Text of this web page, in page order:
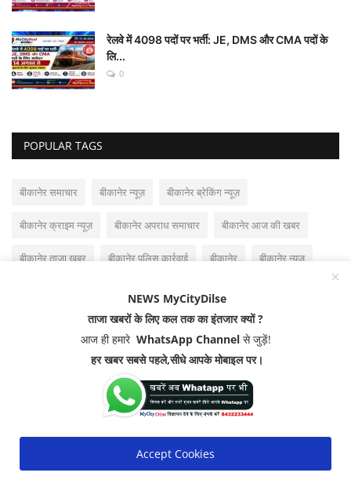
रेलवे में 4098 पदों पर भर्ती: JE, DMS और CMA पदों के
लि...
0
POPULAR TAGS
बीकानेर समाचार बीकानेर न्यूज़ बीकानेर ब्रेकिंग न्यूज़
बीकानेर क्राइम न्यूज़ बीकानेर अपराध समाचार बीकानेर आज की खबर
बीकानेर ताजा खबर बीकानेर पुलिस कार्रवाई बीकानेर बीकानेर न्यूज
MYCITYDILSE news
बीकानेर क्राइम न्यूज राजस्थान न्यूज
NEWS MyCityDilse
ताजा खबरों के लिए कल तक का इंतजार क्यों ?
आज ही हमारे WhatsApp Channelसे जुड़ें!
हर खबर सबसे पहले,सीधे आपके मोबाइल पर।
Accept Cookies